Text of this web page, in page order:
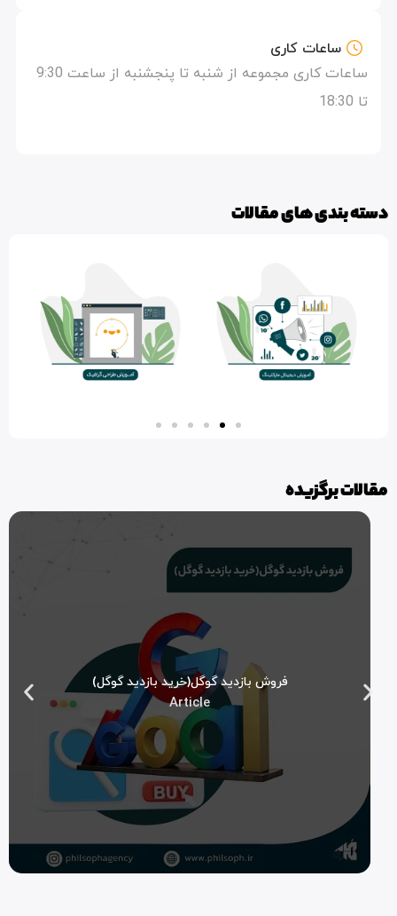
ساعات کاری
ساعات کاری مجموعه از شنبه تا پنجشنبه از ساعت 9:30
تا 18:30
دسته بندی های مقالات
مقالات برگزیده
فروش بازدید گوگل(خرید بازدید گوگل)
Article